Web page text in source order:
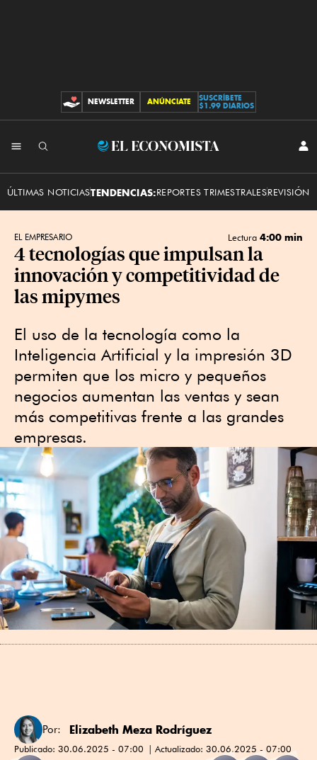
CONTRIBUCIONES
NEWSLETTER ANÚNCIATE
SUSCRÍBETE
$1.99 DIARIOS
El
ÚLTIMAS NOTICIASTENDENCIAS:REPORTES TRIMESTRALESREVISIÓN
EL EMPRESARIO Lectura 4:00 min
4 tecnologías que impulsan la
innovación y competitividad de
las mipymes
El uso de la tecnología como la
Inteligencia Artificial y la impresión 3D
permiten que los micro y pequeños
negocios aumentan las ventas y sean
más competitivas frente a las grandes
empresas.
Por: Elizabeth Meza Rodríguez
Publicado: 30.06.2025 - 07:00 Actualizado: 30.06.2025 - 07:00